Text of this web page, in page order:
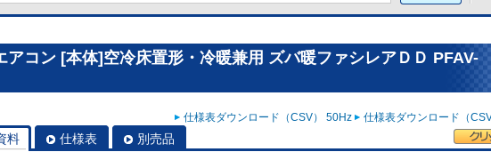
アコン [本体]空冷床置形・冷暖兼用 ズバ暖ファシレアＤＤ PFAV-
仕様表ダウンロード（CSV） 50Hz 仕様表ダウンロード（
料 仕様表 別売品